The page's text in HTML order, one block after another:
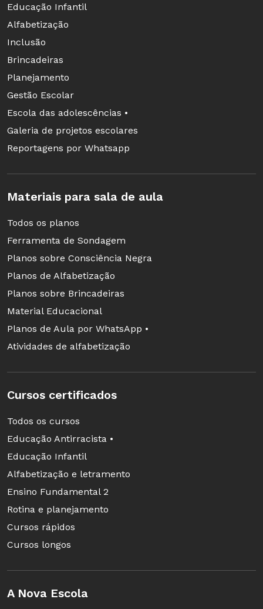
Educação Infantil
Alfabetização
Inclusão
Brincadeiras
Planejamento
Gestão Escolar
Escola das adolescências •
Galeria de projetos escolares
Reportagens por Whatsapp
Materiais para sala de aula
Todos os planos
Ferramenta de Sondagem
Planos sobre Consciência Negra
Planos de Alfabetização
Planos sobre Brincadeiras
Material Educacional
Planos de Aula por WhatsApp •
Atividades de alfabetização
Cursos certificados
Todos os cursos
Educação Antirracista •
Educação Infantil
Alfabetização e letramento
Ensino Fundamental 2
Rotina e planejamento
Cursos rápidos
Cursos longos
A Nova Escola